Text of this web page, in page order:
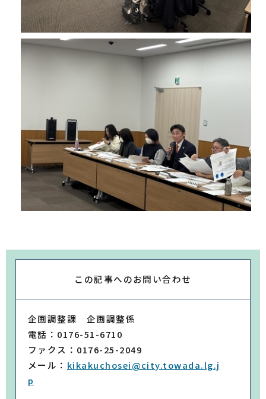
この記事へのお問い合わせ
企画調整課 企画調整係
電話：0176-51-6710
ファクス：0176-25-2049
メール： kikakuchosei@city.towada.lg.j
p